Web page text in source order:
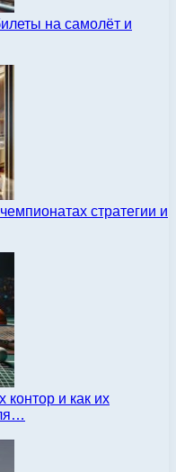
на самолёт и
стратегии и
контор и как их